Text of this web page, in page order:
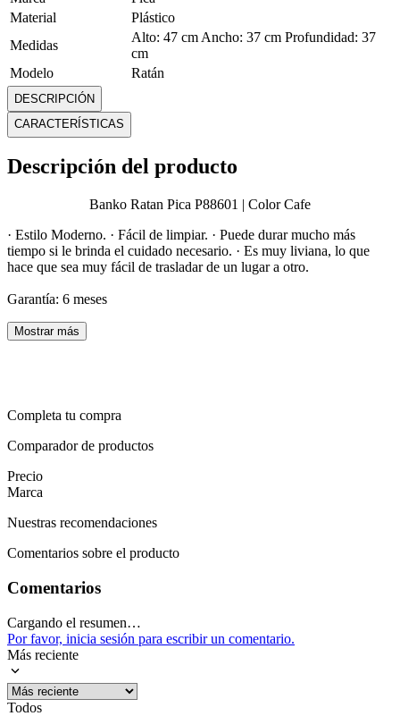
Material
Plástico
Medidas
Alto: 47 cm Ancho: 37 cm Profundidad: 37
cm
Modelo
Ratán
Peso
Plegable
Requiere
Mostrar más
DESCRIPCIÓN
CARACTERÍSTICAS
Descripción del producto
Banko Ratan Pica P88601 | Color Cafe
· Estilo Moderno. · Fácil de limpiar. · Puede durar mucho más
tiempo si le brinda el cuidado necesario. · Es muy liviana, lo que
hace que sea muy fácil de trasladar de un lugar a otro.
Garantía: 6 meses
Mostrar más
Completa tu compra
Comparador de productos
Precio
Marca
Nuestras recomendaciones
Comentarios sobre el producto
Comentarios
Cargando el resumen…
Por favor, inicia sesión para escribir un comentario.
Más reciente
Todos